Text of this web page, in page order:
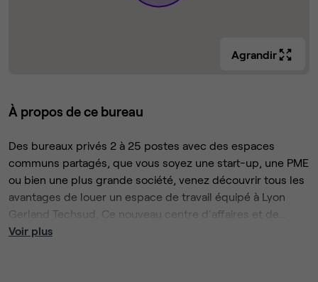
Agrandir
À propos de ce bureau
Des bureaux privés 2 à 25 postes avec des espaces
communs partagés, que vous soyez une start-up, une PME
ou bien une plus grande société, venez découvrir tous les
avantages de louer un espace de travail équipé à Lyon
Gerland Techsud. Ce nouveau centre d'affaires et de
coworking, prévu à l'ouverture fin octobre 2021, vous
Voir plus